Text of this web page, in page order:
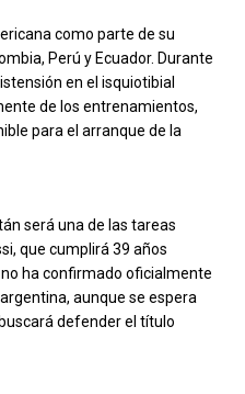
como parte de su
Perú y Ecuador. Durante
en el isquiotibial
de los entrenamientos,
para el arranque de la
será una de las tareas
que cumplirá 39 años
ha confirmado oficialmente
aunque se espera
defender el título